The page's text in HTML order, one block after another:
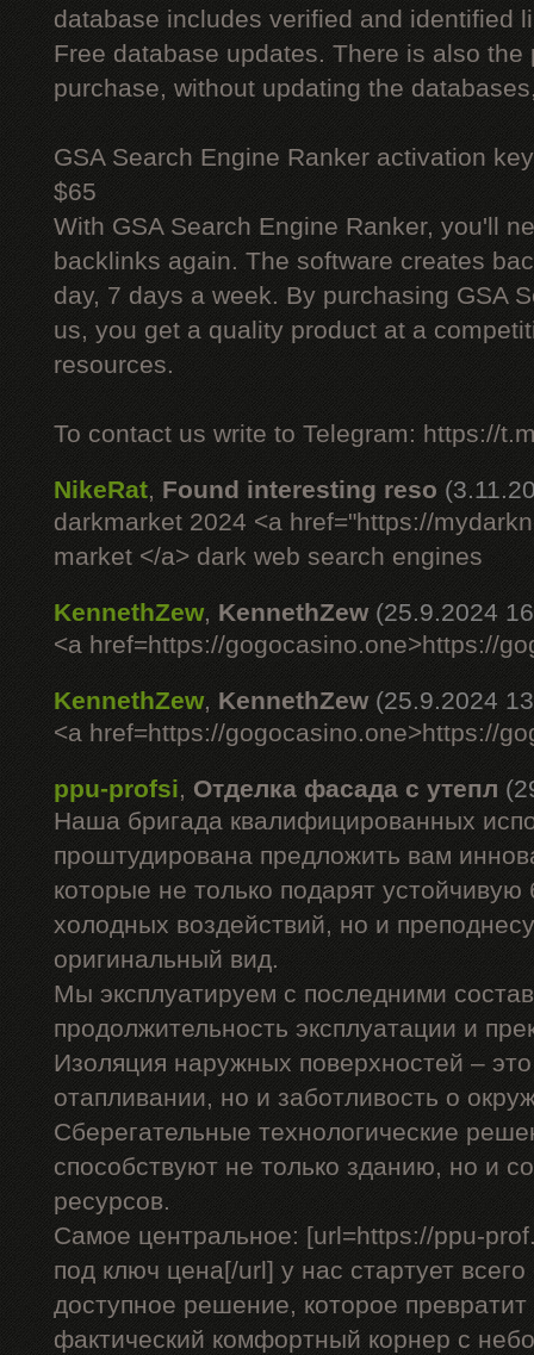
database includes verified and identified
Free database updates. There is also
purchase, without updating the
GSA Search Engine Ranker activation key
$65
With GSA Search Engine Ranker, you'll
backlinks again. The software creates
day, 7 days a week. By purchasing GSA
us, you get a quality product at a
resources.
To contact us write to Telegram: https://
NikeRat, Found interesting reso
darkmarket 2024 <a href="https://
market </a> dark web search engines
KennethZew, KennethZew (25.9.2024
<a href=https://gogocasino.one>https://
KennethZew, KennethZew (25.9.2024
<a href=https://gogocasino.one>https://
ppu-profsi, Отделка фасада с утепл
Наша бригада квалифицированных
проштудирована предложить вам
которые не только подарят устойчивую
холодных воздействий, но и
оригинальный вид.
Мы эксплуатируем с последними
продолжительность эксплуатации и
Изоляция наружных поверхностей –
отапливании, но и заботливость о
Сберегательные технологические
способствуют не только зданию, но и
ресурсов.
Самое центральное: [url=https://ppu-
под ключ цена[/url] у нас стартует
доступное решение, которое
фактический комфортный корнер с